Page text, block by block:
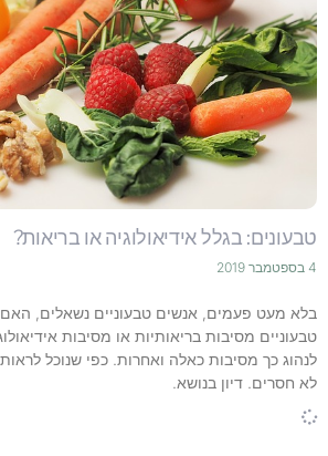
טבעונים: בגלל אידיאולוגיה או בריאות?
4 בספטמבר 2019
בלא מעט פעמים, אנשים טבעוניים נשאלים,
טבעוניים מסיבות בריאותיות או מסיבות
לנהוג כך מסיבות כאלה ואחרות. כפי שנוכל
לא חסרים. דיון בנושא.